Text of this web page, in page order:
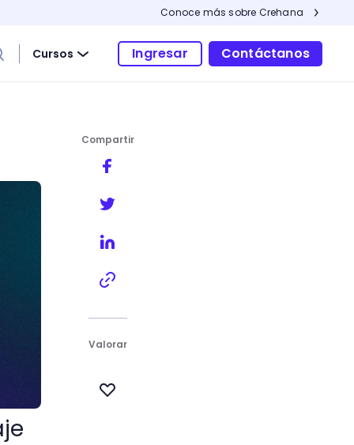
Conoce más sobre Crehana
Cursos Ingresar Contáctanos
Compartir
Valorar